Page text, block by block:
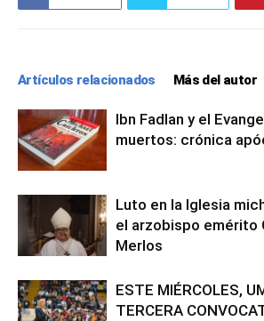
Artículos relacionados Más del autor
Ibn Fadlan y el
muertos: crónica
Luto en la Iglesia
el arzobispo emérito
Merlos
ESTE MIÉRCOLES,
TERCERA